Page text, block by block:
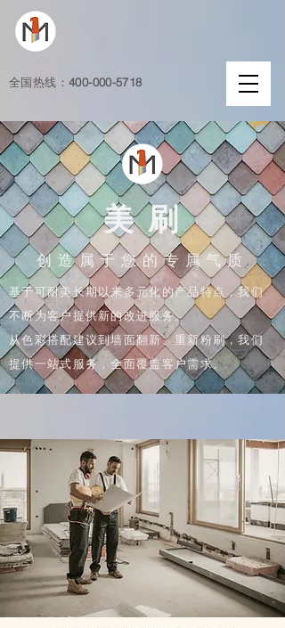
全国热线： 400-000-5718
​美 刷
​创造属于您的专属气质
基于可耐美长期以来多元化的产品特点，我们
不断为客户提供新的改进服务。
从色彩搭配建议到墙面翻新、重新粉刷，我们
提供一站式服务，全面覆盖客户需求。